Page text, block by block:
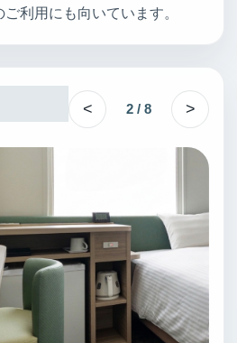
利用にも向いています。
< 2 / 8 >